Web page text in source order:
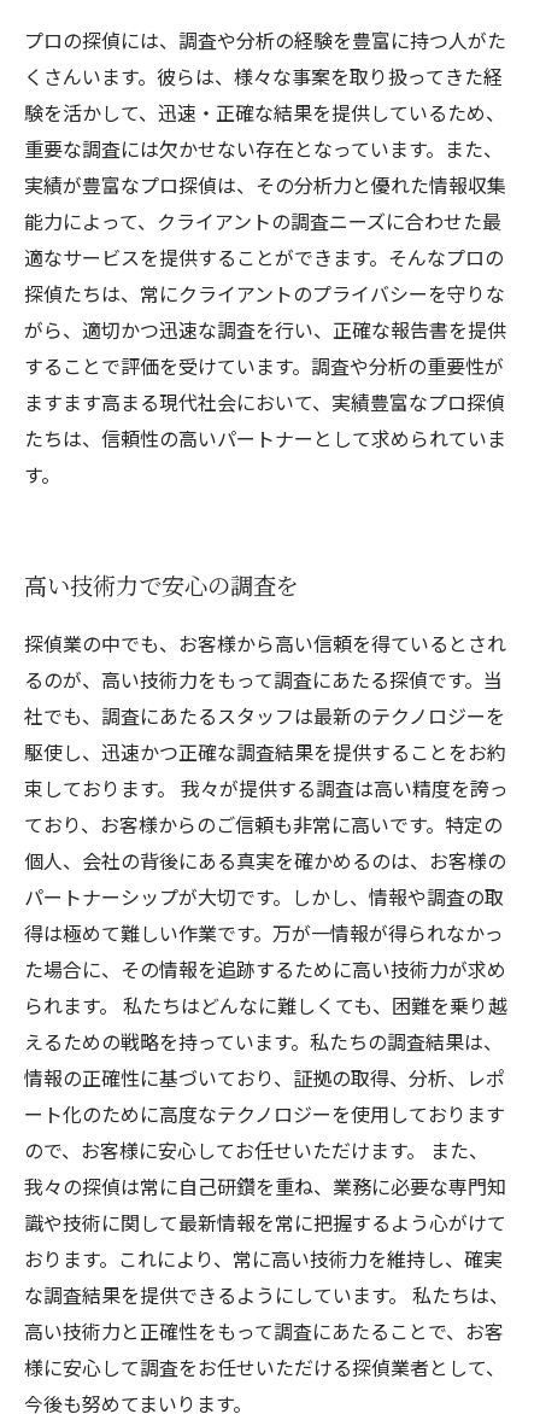
プロの探偵には、調査や分析の経験を豊富に持つ人がた
くさんいます。彼らは、様々な事案を取り扱ってきた経
験を活かして、迅速・正確な結果を提供しているため、
重要な調査には欠かせない存在となっています。また、
実績が豊富なプロ探偵は、その分析力と優れた情報収集
能力によって、クライアントの調査ニーズに合わせた最
適なサービスを提供することができます。そんなプロの
探偵たちは、常にクライアントのプライバシーを守りな
がら、適切かつ迅速な調査を行い、正確な報告書を提供
することで評価を受けています。調査や分析の重要性が
ますます高まる現代社会において、実績豊富なプロ探偵
たちは、信頼性の高いパートナーとして求められていま
す。
高い技術力で安心の調査を
探偵業の中でも、お客様から高い信頼を得ているとされ
るのが、高い技術力をもって調査にあたる探偵です。当
社でも、調査にあたるスタッフは最新のテクノロジーを
駆使し、迅速かつ正確な調査結果を提供することをお約
束しております。 我々が提供する調査は高い精度を誇っ
ており、お客様からのご信頼も非常に高いです。特定の
個人、会社の背後にある真実を確かめるのは、お客様の
パートナーシップが大切です。しかし、情報や調査の取
得は極めて難しい作業です。万が一情報が得られなかっ
た場合に、その情報を追跡するために高い技術力が求め
られます。 私たちはどんなに難しくても、困難を乗り越
えるための戦略を持っています。私たちの調査結果は、
情報の正確性に基づいており、証拠の取得、分析、レポ
ート化のために高度なテクノロジーを使用しております
ので、お客様に安心してお任せいただけます。 また、
我々の探偵は常に自己研鑽を重ね、業務に必要な専門知
識や技術に関して最新情報を常に把握するよう心がけて
おります。これにより、常に高い技術力を維持し、確実
な調査結果を提供できるようにしています。 私たちは、
高い技術力と正確性をもって調査にあたることで、お客
様に安心して調査をお任せいただける探偵業者として、
今後も努めてまいります。